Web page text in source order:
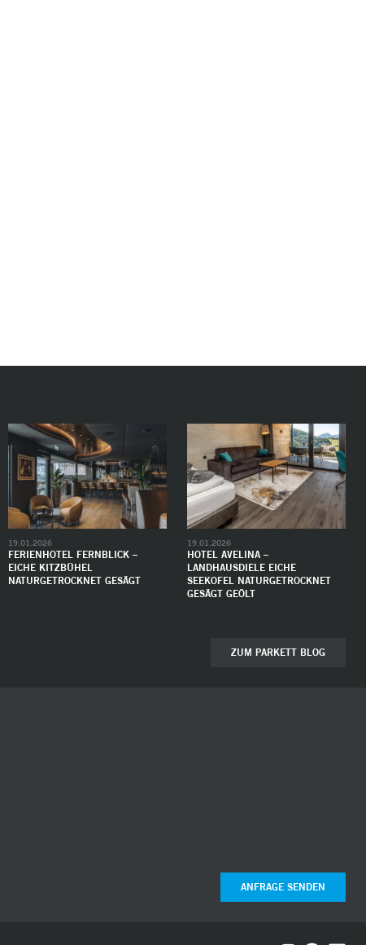
FERIENHOTEL FERNBLICK –
EICHE KITZBÜHEL
NATURGETROCKNET GESÄGT
19.01.2026
HOTEL AVELINA –
LANDHAUSDIELE EICHE
SEEKOFEL NATURGETROCKNET
GESÄGT GEÖLT
19.01.2026
ZUM PARKETT BLOG
ANFRAGE SENDEN